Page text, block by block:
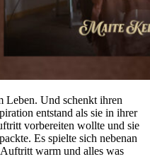
Leben. Und schenkt ihren
entstand als sie in ihrer
vorbereiten wollte und sie
Es spielte sich nebenan
warm und alles was